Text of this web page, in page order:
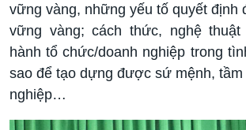
vững vàng, những yếu tố quyết định
vững vàng; cách thức, nghệ thuật
hành tổ chức/doanh nghiệp trong
sao để tạo dựng được sứ mệnh, tầm
nghiệp…